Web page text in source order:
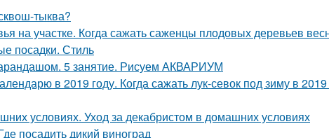
тыква?
на участке. Когда сажать саженцы плодовых деревьев
посадки. Стиль
5 занятие. Рисуем АКВАРИУМ
в 2019 году. Когда сажать лук-севок под зиму в
условиях. Уход за декабристом в домашних условиях
посадить дикий виноград